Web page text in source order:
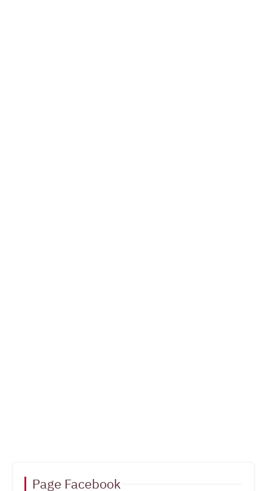
Page Facebook